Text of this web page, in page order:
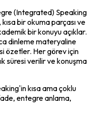
(Integrated) Speaking
bir okuma parçası ve
bir konuyu açıklar.
dinleme materyaline
özetler. Her görev için
süresi verilir ve konuşma
kısa ama çoklu
entegre anlama,